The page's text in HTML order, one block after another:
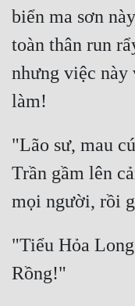
biển ma sơn
toàn thân run
nhưng việc này
"Lão sư, mau
Trần gầm lên
"Tiểu Hỏa